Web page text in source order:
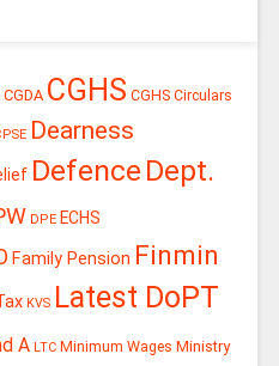
CGDA CGHS CGHS Circulars
Dearness
Defence Dept.
DPE ECHS
Family Pension Finmin
KVS Latest DoPT
A LTC Minimum Wages Ministry